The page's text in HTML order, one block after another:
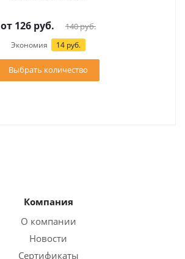
от 126 руб. 140 руб.
Экономия 14 руб.
Выбрать количество
Компания
О компании
Новости
Сертификаты